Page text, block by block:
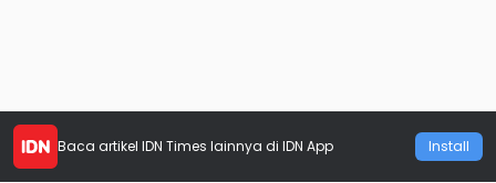
Baca artikel IDN Times lainnya di IDN App Install